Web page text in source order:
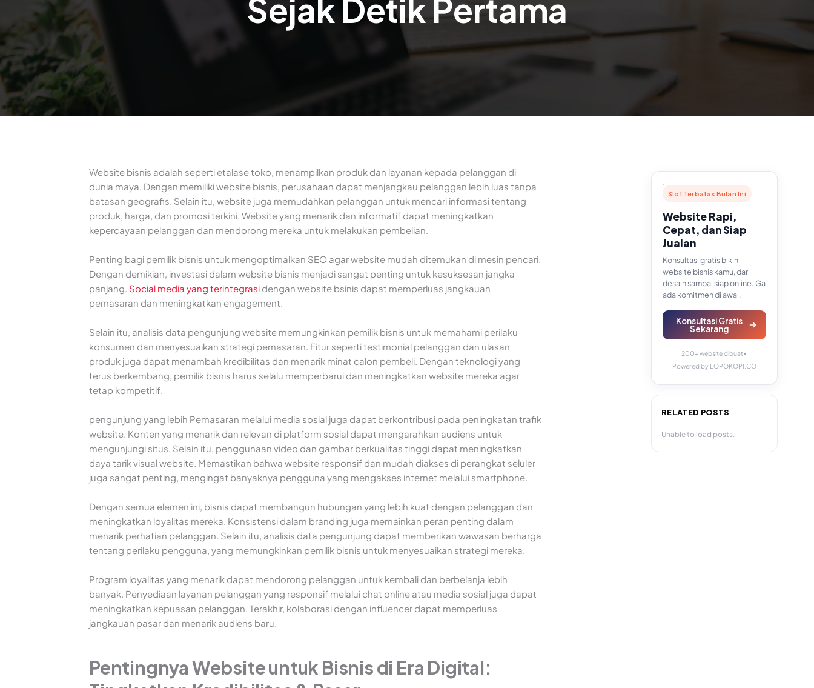
Sejak Detik Pertama
Website bisnis adalah seperti etalase toko, menampilkan produk dan layanan kepada pelanggan di
dunia maya. Dengan memiliki website bisnis, perusahaan dapat menjangkau pelanggan lebih luas tanpa
batasan geografis. Selain itu, website juga memudahkan pelanggan untuk mencari informasi tentang
produk, harga, dan promosi terkini. Website yang menarik dan informatif dapat meningkatkan
kepercayaan pelanggan dan mendorong mereka untuk melakukan pembelian.
Penting bagi pemilik bisnis untuk mengoptimalkan SEO agar website mudah ditemukan di mesin pencari.
Dengan demikian, investasi dalam website bisnis menjadi sangat penting untuk kesuksesan jangka
panjang. Social media yang terintegrasi dengan website bsinis dapat memperluas jangkauan
pemasaran dan meningkatkan engagement.
Selain itu, analisis data pengunjung website memungkinkan pemilik bisnis untuk memahami perilaku
konsumen dan menyesuaikan strategi pemasaran. Fitur seperti testimonial pelanggan dan ulasan
produk juga dapat menambah kredibilitas dan menarik minat calon pembeli. Dengan teknologi yang
terus berkembang, pemilik bisnis harus selalu memperbarui dan meningkatkan website mereka agar
tetap kompetitif.
pengunjung yang lebih Pemasaran melalui media sosial juga dapat berkontribusi pada peningkatan trafik
website. Konten yang menarik dan relevan di platform sosial dapat mengarahkan audiens untuk
mengunjungi situs. Selain itu, penggunaan video dan gambar berkualitas tinggi dapat meningkatkan
daya tarik visual website. Memastikan bahwa website responsif dan mudah diakses di perangkat seluler
juga sangat penting, mengingat banyaknya pengguna yang mengakses internet melalui smartphone.
Dengan semua elemen ini, bisnis dapat membangun hubungan yang lebih kuat dengan pelanggan dan
meningkatkan loyalitas mereka. Konsistensi dalam branding juga memainkan peran penting dalam
menarik perhatian pelanggan. Selain itu, analisis data pengunjung dapat memberikan wawasan berharga
tentang perilaku pengguna, yang memungkinkan pemilik bisnis untuk menyesuaikan strategi mereka.
Program loyalitas yang menarik dapat mendorong pelanggan untuk kembali dan berbelanja lebih
banyak. Penyediaan layanan pelanggan yang responsif melalui chat online atau media sosial juga dapat
meningkatkan kepuasan pelanggan. Terakhir, kolaborasi dengan influencer dapat memperluas
jangkauan pasar dan menarik audiens baru.
Pentingnya Website untuk Bisnis di Era Digital:
Slot Terbatas Bulan Ini
Website Rapi,
Cepat, dan Siap
Jualan
Konsultasi gratis bikin
website bisnis kamu, dari
desain sampai siap online. Ga
ada komitmen di awal.
Konsultasi Gratis
Sekarang
200+ website dibuat•
Powered by LOPOKOPI.CO
RELATED POSTS
Unable to load posts.